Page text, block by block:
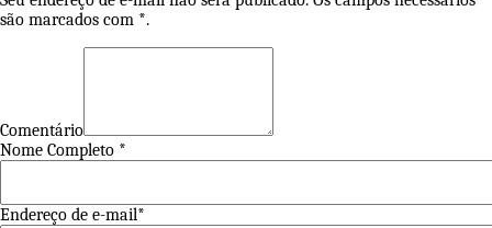
são marcados com *.
Comentário
Nome Completo *
Endereço de e-mail*